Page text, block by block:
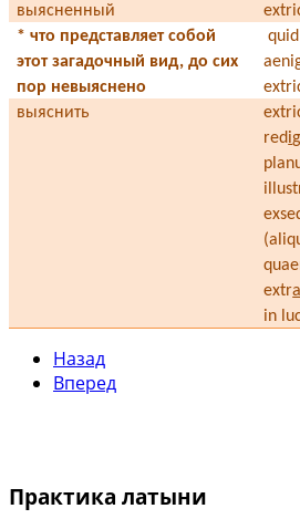
выясненный
* что представляет собой
этот загадочный вид, до сих
пор невыяснено
выяснить
redi
extra
in
Назад
Вперед
Практика латыни